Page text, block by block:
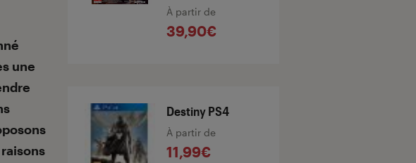
une
À partir de
39,90€
Destiny PS4
À partir de
11,99€